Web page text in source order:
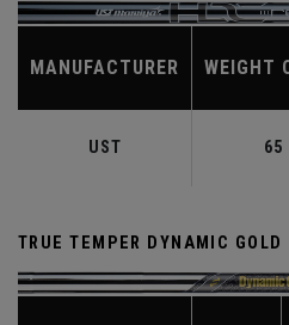
MANUFACTURER WEIGHT
UST 65
TRUE TEMPER DYNAMIC